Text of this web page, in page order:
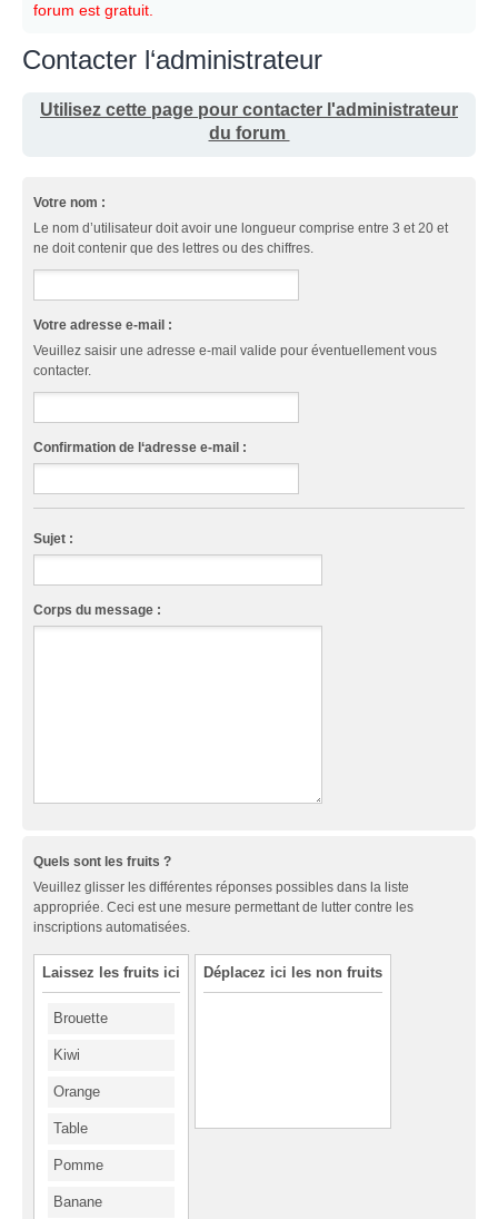
forum est gratuit.
Contacter l‘administrateur
Utilisez cette page pour contacter l'administrateur
du forum
Votre nom :
Le nom d’utilisateur doit avoir une longueur comprise entre 3 et 20 et
ne doit contenir que des lettres ou des chiffres.
Votre adresse e-mail :
Veuillez saisir une adresse e-mail valide pour éventuellement vous
contacter.
Confirmation de l‘adresse e-mail :
Sujet :
Corps du message :
Quels sont les fruits ?
Veuillez glisser les différentes réponses possibles dans la liste
appropriée. Ceci est une mesure permettant de lutter contre les
inscriptions automatisées.
Laissez les fruits ici
Brouette
Kiwi
Orange
Table
Pomme
Banane
Déplacez ici les non fruits